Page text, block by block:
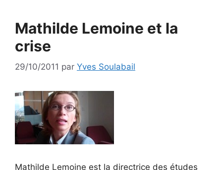
Mathilde Lemoine et la
crise
29/10/2011 par Yves Soulabail
Mathilde Lemoine est la directrice des études